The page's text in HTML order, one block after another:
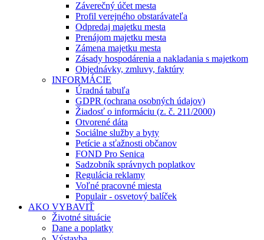
Záverečný účet mesta
Profil verejného obstarávateľa
Odpredaj majetku mesta
Prenájom majetku mesta
Zámena majetku mesta
Zásady hospodárenia a nakladania s majetkom
Objednávky, zmluvy, faktúry
INFORMÁCIE
Úradná tabuľa
GDPR (ochrana osobných údajov)
Žiadosť o informáciu (z. č. 211/2000)
Otvorené dáta
Sociálne služby a byty
Petície a sťažnosti občanov
FOND Pro Senica
Sadzobník správnych poplatkov
Regulácia reklamy
Voľné pracovné miesta
Populair - osvetový balíček
AKO VYBAVIŤ
Životné situácie
Dane a poplatky